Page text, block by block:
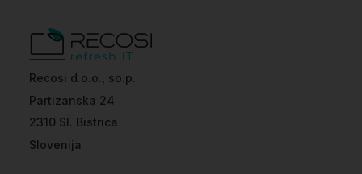
Recosi d.o.o., so.p.
Partizanska 24
2310 Sl. Bistrica
Slovenija